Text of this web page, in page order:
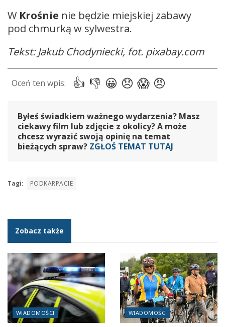
W Krośnie nie będzie miejskiej zabawy
pod chmurką w sylwestra.
Tekst: Jakub Chodyniecki, fot. pixabay.com
Byłeś świadkiem ważnego wydarzenia? Masz
ciekawy film lub zdjęcie z okolicy? A może
chcesz wyrazić swoją opinię na temat
bieżących spraw? ZGŁOŚ TEMAT TUTAJ
Tagi: PODKARPACIE
Zobacz także
WIADOMOŚCI WIADOMOŚCI